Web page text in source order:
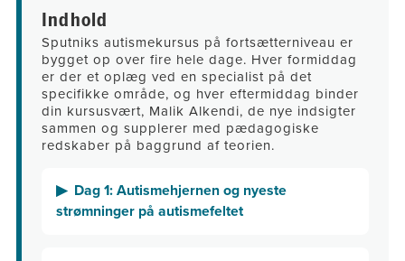
Indhold
Sputniks autismekursus på fortsætterniveau er
bygget op over fire hele dage. Hver formiddag
er der et oplæg ved en specialist på det
specifikke område, og hver eftermiddag binder
din kursusvært, Malik Alkendi, de nye indsigter
sammen og supplerer med pædagogiske
redskaber på baggrund af teorien.
Dag 1: Autismehjernen og nyeste
strømninger på autismefeltet